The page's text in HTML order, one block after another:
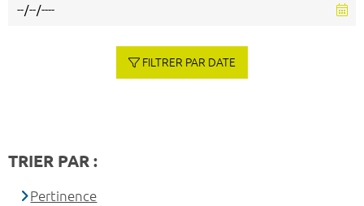
FILTRER PAR DATE
TRIER PAR :
Pertinence